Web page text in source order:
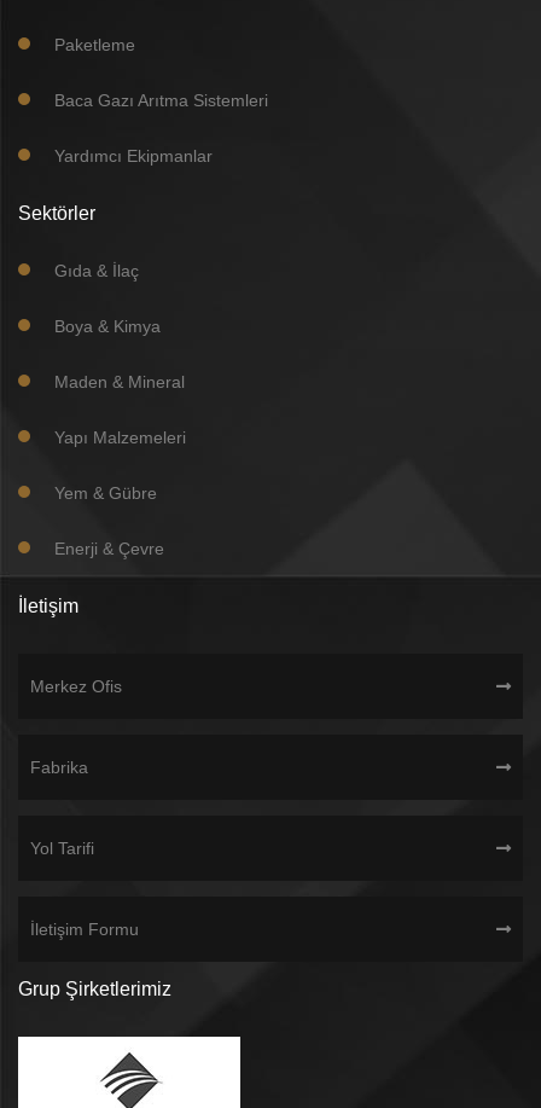
Paketleme
Baca Gazı Arıtma Sistemleri
Yardımcı Ekipmanlar
Sektörler
Gıda & İlaç
Boya & Kimya
Maden & Mineral
Yapı Malzemeleri
Yem & Gübre
Enerji & Çevre
İletişim
Merkez Ofis
Fabrika
Yol Tarifi
İletişim Formu
Grup Şirketlerimiz